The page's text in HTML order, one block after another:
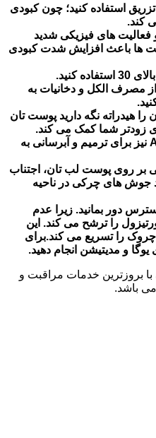
استفاده کنید؛ چون کبودی
کند.
های فیزیکی شدید
ها باعث افزایش شدت کبودی
مصرف الکل و دخانیات به
را هیدراته نگه دارید پوست تان
زودتر شما کمک می کند.
بهتر است از پماد Aquaphor نیز برای ترمیم و آبرسانی به
بر روی پوست لب تان، اجتناب
جوش های چرکی در ناحیه
دور بمانید. زیرا عدم
را ترشح می کند. این
را تسریع می کند.برای
و مدیتیشن انجام دهید.
با بروزترین خدمات مراقبت و
باشد.